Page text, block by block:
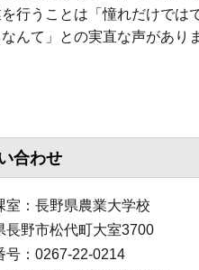
を行うことは「憧れだけで
んて」との実直な声があり
合わせ
室：長野県農業大学校
長野市松代町大室3700
号：0267-22-0214